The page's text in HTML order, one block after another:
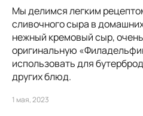
Мы делимся легким
сливочного сыра в
нежный кремовый сыр,
оригинальную
использовать для
других блюд.
1 мая, 2023